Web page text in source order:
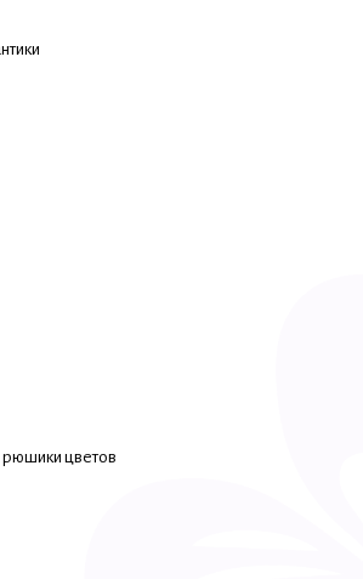
рюшики цветов